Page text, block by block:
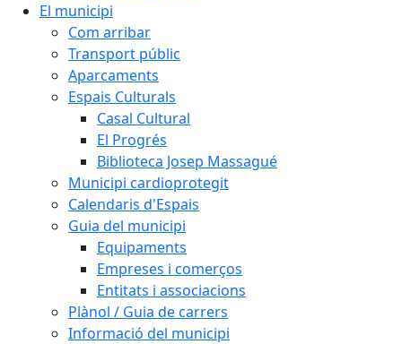
El municipi
Com arribar
Transport públic
Aparcaments
Espais Culturals
Casal Cultural
El Progrés
Biblioteca Josep Massagué
Municipi cardioprotegit
Calendaris d'Espais
Guia del municipi
Equipaments
Empreses i comerços
Entitats i associacions
Plànol / Guia de carrers
Informació del municipi